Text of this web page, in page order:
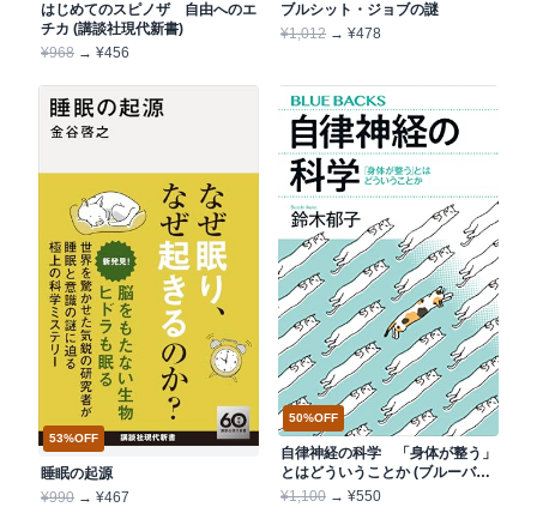
はじめてのスピノザ 自由へのエ
チカ (講談社現代新書)
¥968 → ¥456
ブルシット・ジョブの謎
¥1,012 → ¥478
53%OFF
睡眠の起源
¥990 → ¥467
50%OFF
自律神経の科学 「身体が整う」
とはどういうことか (ブルーバッ
クス)
¥1,100 → ¥550